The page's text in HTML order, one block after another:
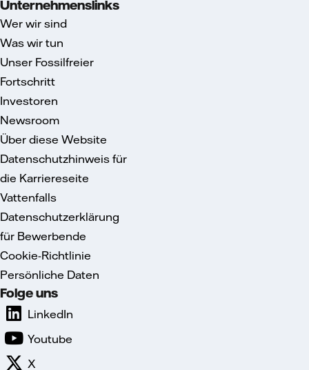
Unternehmenslinks
Wer wir sind
Was wir tun
Unser Fossilfreier
Fortschritt
Investoren
Newsroom
Über diese Website
Datenschutzhinweis für
die Karriereseite
Vattenfalls
Datenschutzerklärung
für Bewerbende
Cookie-Richtlinie
Persönliche Daten
Folge uns
LinkedIn
Youtube
X